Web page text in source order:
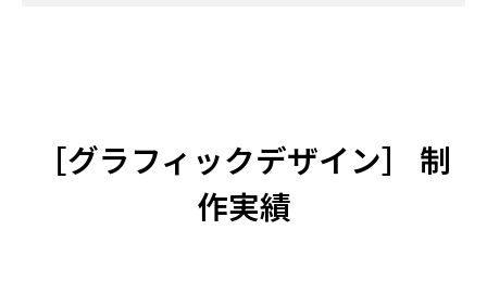
［グラフィックデザイン］ 制
作実績